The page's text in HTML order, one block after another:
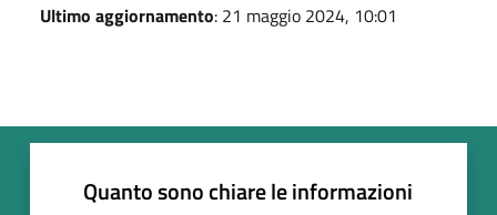
Ultimo aggiornamento: 21 maggio 2024, 10:01
Quanto sono chiare le informazioni